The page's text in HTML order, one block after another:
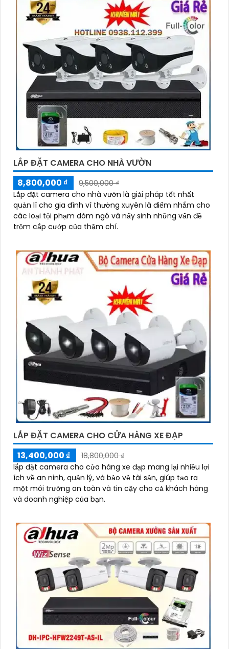
LẮP ĐẶT CAMERA CHO NHÀ VƯỜN
8,800,000 ₫
9,500,000 ₫
Lắp đặt camera cho nhà vườn là giải pháp tốt nhất
quản lí cho gia đình vì thường xuyên là điểm nhắm cho
các loại tội phạm dòm ngó và nẩy sinh những vấn đề
trộm cắp cướp của thậm chí.
LẮP ĐẶT CAMERA CHO CỬA HÀNG XE ĐẠP
13,400,000 ₫
18,800,000 ₫
lắp đặt camera cho cửa hàng xe đạp mang lại nhiều lợi
ích về an ninh, quản lý, và bảo vệ tài sản, giúp tạo ra
một môi trường an toàn và tin cậy cho cả khách hàng
và doanh nghiệp của bạn.